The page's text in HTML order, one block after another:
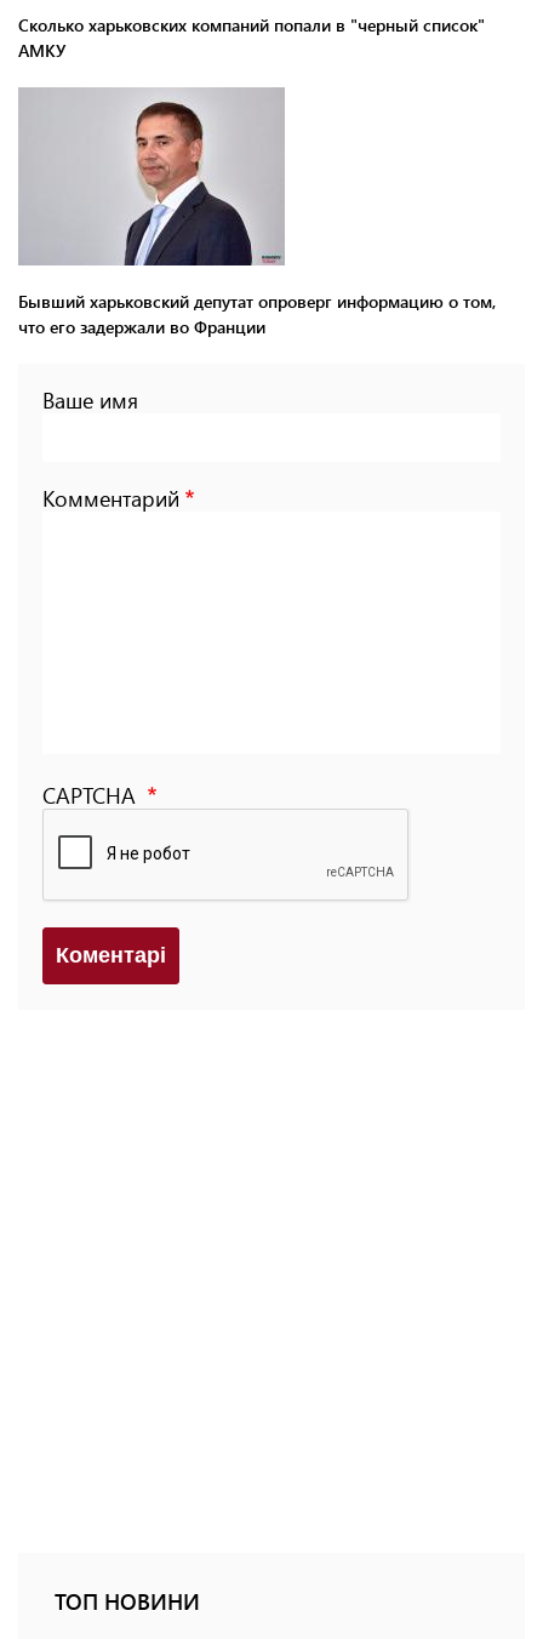
Сколько харьковских компаний попали в "черный список"
АМКУ
Бывший харьковский депутат опроверг информацию о том,
что его задержали во Франции
Ваше имя
Комментарий
CAPTCHA
Коментарi
ТОП НОВИНИ